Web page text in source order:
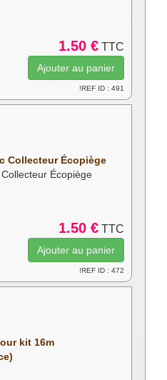
1.50 € TTC
!REF ID : 491
Collecteur Écopiège
Écopiège
1.50 € TTC
!REF ID : 472
kit 16m